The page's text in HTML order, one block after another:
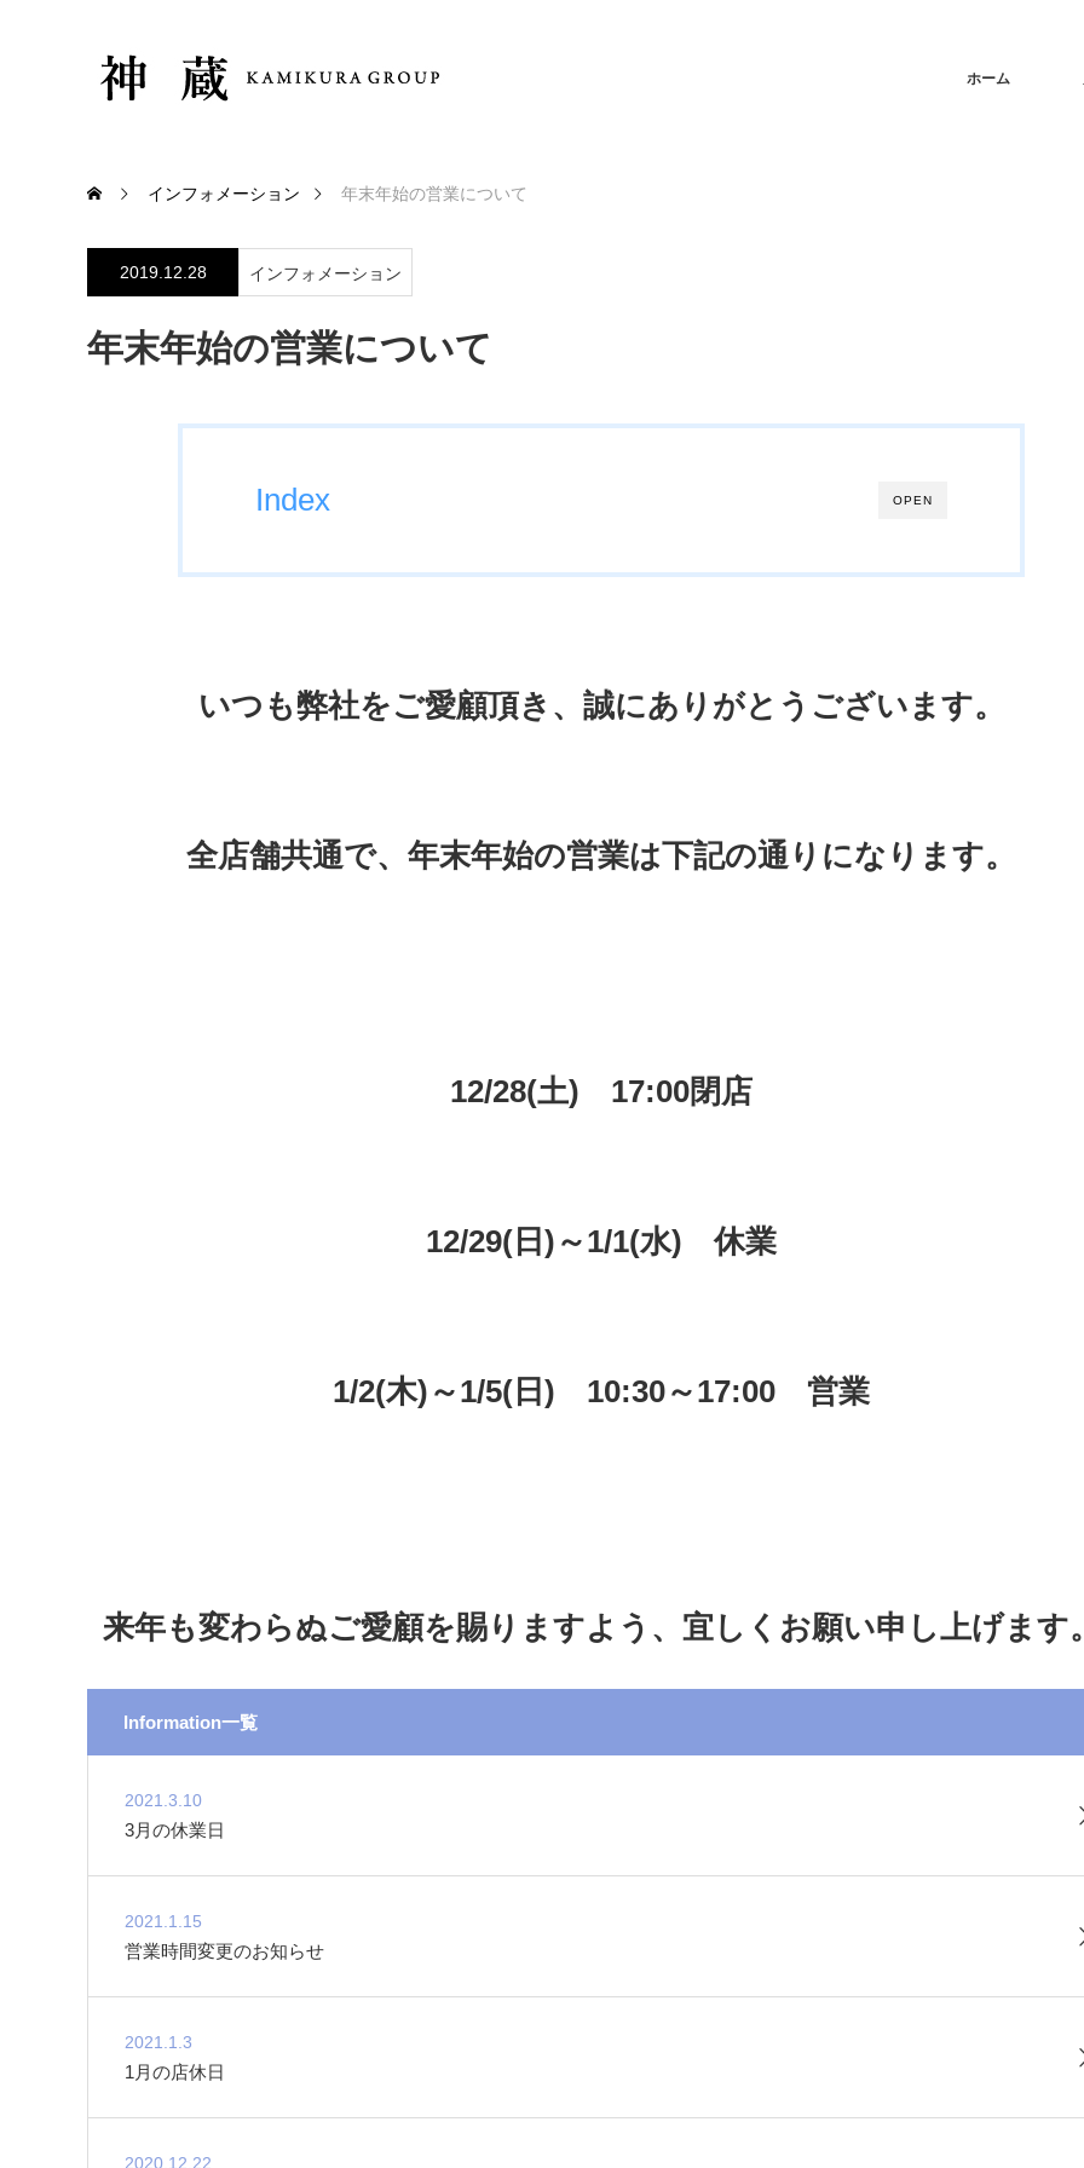
ホーム
インフォメーション 年末年始の営業について
2019.12.28 インフォメーション
年末年始の営業について
OPEN
Index
いつも弊社をご愛顧頂き、誠にありがとうございます。
全店舗共通で、年末年始の営業は下記の通りになります。
12/28(土) 17:00閉店
12/29(日)～1/1(水) 休業
1/2(木)～1/5(日) 10:30～17:00 営業
来年も変わらぬご愛顧を賜りますよう、宜しくお願い申し上げます
Information一覧
2021.3.10
3月の休業日
2021.1.15
営業時間変更のお知らせ
2021.1.3
1月の店休日
2020.12.22